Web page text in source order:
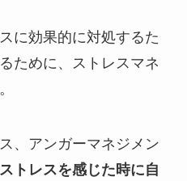
に効果的に対処するた
ために、ストレスマネ
、アンガーマネジメン
ストレスを感じた時に自